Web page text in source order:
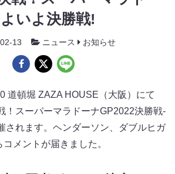
いよ決勝戦!
13 ニュース お知らせ
道頓堀 ZAZA HOUSE（大阪）にて
！スーパーマラドーナGP2022決勝戦-
されます。ヘンダーソン、ダブルヒガ
メントが届きました。